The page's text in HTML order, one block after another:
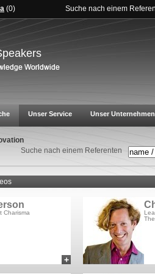
(0) Suche nach einem
Unser Service Unser Unternehmen
Suche nach einem Referenten
Charisma
+ add to myCSA